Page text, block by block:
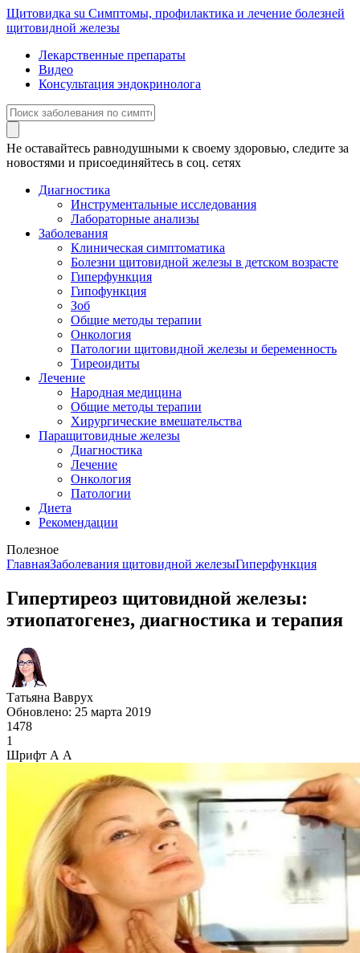
Щитовидка su Симптомы, профилактика и лечение болезней
щитовидной железы
Лекарственные препараты
Видео
Консультация эндокринолога
Не оставайтесь равнодушными к своему здоровью, следите за
новостями и присоединяйтесь в соц. сетях
Диагностика
Инструментальные исследования
Лабораторные анализы
Заболевания
Клиническая симптоматика
Болезни щитовидной железы в детском возрасте
Гиперфункция
Гипофункция
Зоб
Общие методы терапии
Онкология
Патологии щитовидной железы и беременность
Тиреоидиты
Лечение
Народная медицина
Общие методы терапии
Хирургические вмешательства
Паращитовидные железы
Диагностика
Лечение
Онкология
Патологии
Диета
Рекомендации
Полезное
ГлавнаяЗаболевания щитовидной железыГиперфункция
Гипертиреоз щитовидной железы:
этиопатогенез, диагностика и терапия
Татьяна Ваврух
Обновлено: 25 марта 2019
1478
1
Шрифт А А